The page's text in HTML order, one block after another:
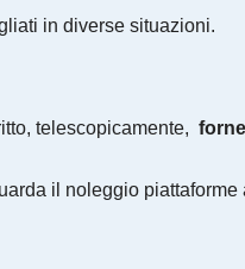
in diverse situazioni.
telescopicamente,
il noleggio piattaforme